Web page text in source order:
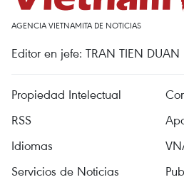
AGENCIA VIETNAMITA DE NOTICIAS
Editor en jefe: TRAN TIEN DUAN
Propiedad Intelectual
RSS
Idiomas
Servicios de Noticias